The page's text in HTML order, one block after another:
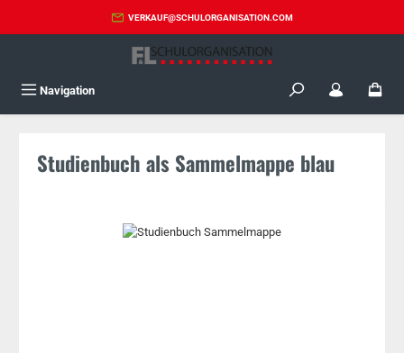
Zum Hauptinhalt springenVERKAUF@SCHULORGANISATION.COM
Navigation
Studienbuch als Sammelmappe blau
Bildergalerie überspringen